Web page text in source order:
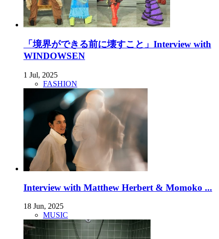
「境界ができる前に壊すこと」Interview with
WINDOWSEN
1 Jul, 2025
FASHION
Interview with Matthew Herbert & Momoko ...
18 Jun, 2025
MUSIC